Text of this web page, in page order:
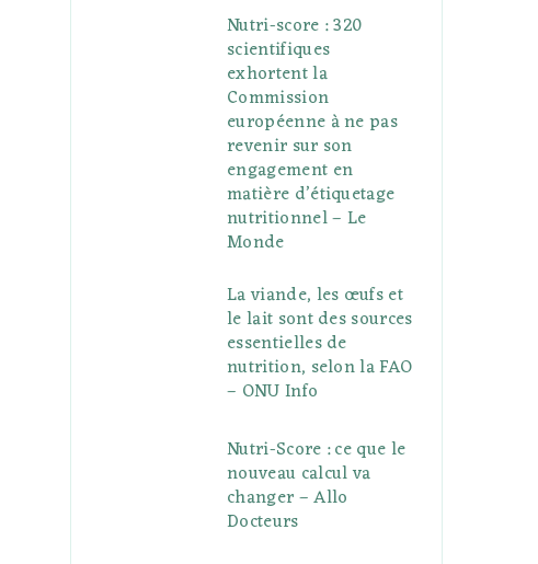
Nutri-score : 320
scientifiques
exhortent la
Commission
européenne à ne pas
revenir sur son
engagement en
matière d’étiquetage
nutritionnel – Le
Monde
La viande, les œufs et
le lait sont des sources
essentielles de
nutrition, selon la FAO
– ONU Info
Nutri-Score : ce que le
nouveau calcul va
changer – Allo
Docteurs